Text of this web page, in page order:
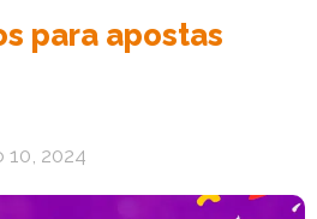
para apostas
10, 2024